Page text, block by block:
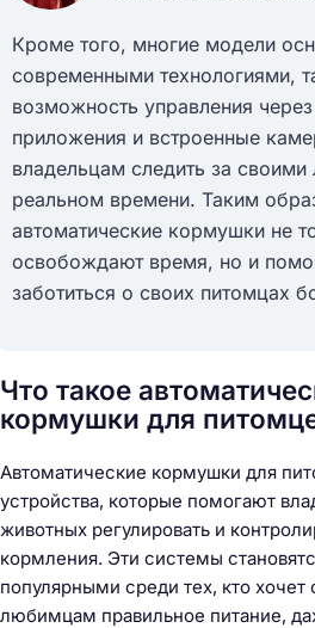
Кроме того, многие модели
современными технологиями,
возможность управления
приложения и встроенные
владельцам следить за
реальном времени. Таким
автоматические кормушки не
освобождают время, но и
заботиться о своих питомцах
Что такое
кормушки для
Автоматические кормушки для
устройства, которые помогают
животных регулировать и
кормления. Эти системы
популярными среди тех, кто
любимцам правильное питание,